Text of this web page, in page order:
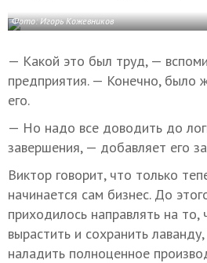
Фото: Игорь Кожевников
— Какой это был труд, —
предприятия. — Конечно, было
его.
— Но надо все доводить до
завершения, — добавляет его
Виктор говорит, что только
начинается сам бизнес. До
приходилось направлять на то,
вырастить и сохранить
наладить полноценное